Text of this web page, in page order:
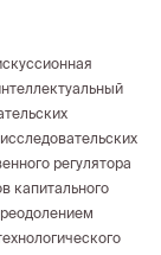
регулятора
капитального